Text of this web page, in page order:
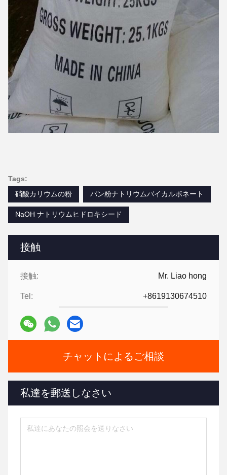
接触
接触: Mr. Liao hong
Tel: +8619130674510
チャットによるご相談
私達を郵送しなさい
Tags:
硝酸カリウムの粉
パン粉ナトリウムバイカルボネート
NaOH ナトリウムヒドロキシード